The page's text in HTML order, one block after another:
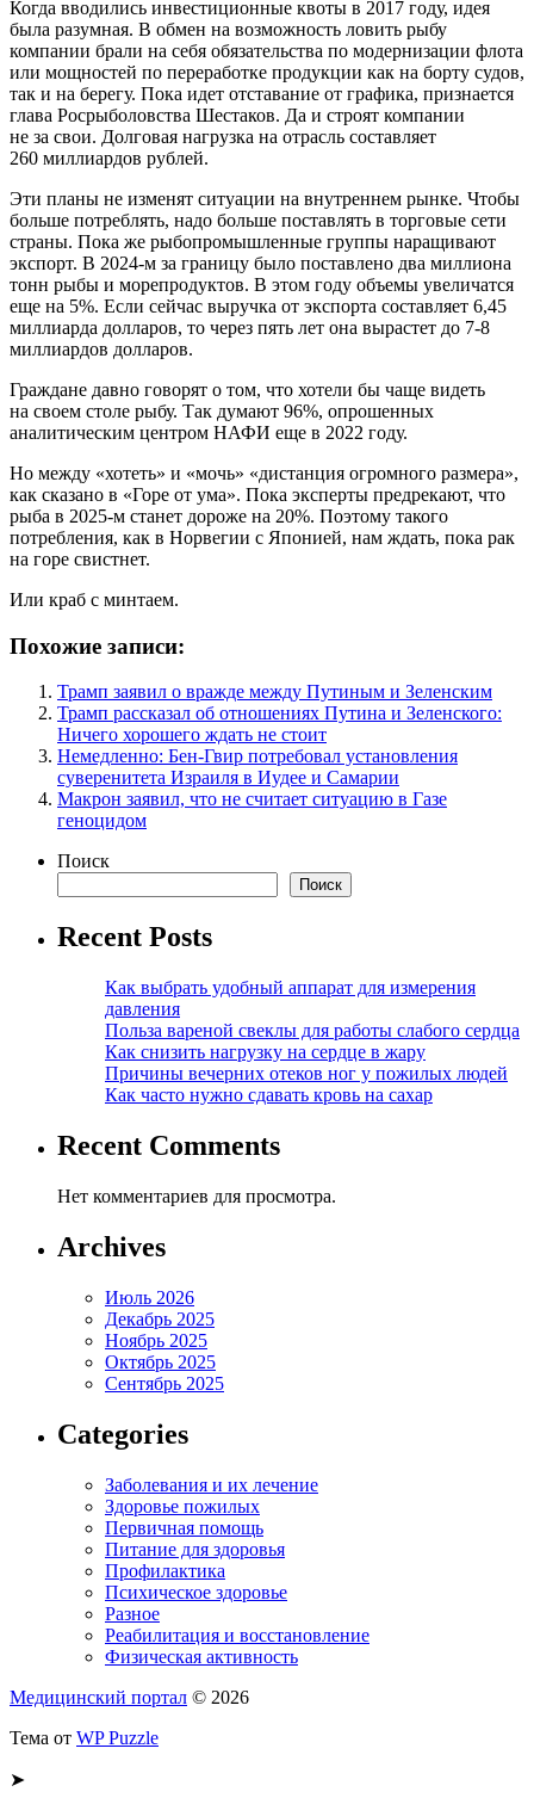
Когда вводились инвестиционные квоты в 2017 году, идея
была разумная. В обмен на возможность ловить рыбу
компании брали на себя обязательства по модернизации флота
или мощностей по переработке продукции как на борту судов,
так и на берегу. Пока идет отставание от графика, признается
глава Росрыболовства Шестаков. Да и строят компании
не за свои. Долговая нагрузка на отрасль составляет
260 миллиардов рублей.
Эти планы не изменят ситуации на внутреннем рынке. Чтобы
больше потреблять, надо больше поставлять в торговые сети
страны. Пока же рыбопромышленные группы наращивают
экспорт. В 2024-м за границу было поставлено два миллиона
тонн рыбы и морепродуктов. В этом году объемы увеличатся
еще на 5%. Если сейчас выручка от экспорта составляет 6,45
миллиарда долларов, то через пять лет она вырастет до 7-8
миллиардов долларов.
Граждане давно говорят о том, что хотели бы чаще видеть
на своем столе рыбу. Так думают 96%, опрошенных
аналитическим центром НАФИ еще в 2022 году.
Но между «хотеть» и «мочь» «дистанция огромного размера»,
как сказано в «Горе от ума». Пока эксперты предрекают, что
рыба в 2025-м станет дороже на 20%. Поэтому такого
потребления, как в Норвегии с Японией, нам ждать, пока рак
на горе свистнет.
Или краб с минтаем.
Похожие записи:
Трамп заявил о вражде между Путиным и Зеленским
Трамп рассказал об отношениях Путина и Зеленского:
Ничего хорошего ждать не стоит
Немедленно: Бен-Гвир потребовал установления
суверенитета Израиля в Иудее и Самарии
Макрон заявил, что не считает ситуацию в Газе
геноцидом
Поиск
Поиск
Recent Posts
Как выбрать удобный аппарат для измерения
давления
Польза вареной свеклы для работы слабого сердца
Как снизить нагрузку на сердце в жару
Причины вечерних отеков ног у пожилых людей
Как часто нужно сдавать кровь на сахар
Recent Comments
Нет комментариев для просмотра.
Archives
Июль 2026
Декабрь 2025
Ноябрь 2025
Октябрь 2025
Сентябрь 2025
Categories
Заболевания и их лечение
Здоровье пожилых
Первичная помощь
Питание для здоровья
Профилактика
Психическое здоровье
Разное
Реабилитация и восстановление
Физическая активность
Медицинский портал © 2026
Тема от WP Puzzle
➤